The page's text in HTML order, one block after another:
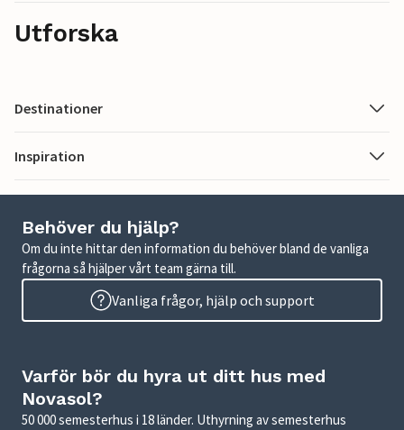
Utforska
Destinationer
Inspiration
Behöver du hjälp?
Om du inte hittar den information du behöver bland de vanliga
frågorna så hjälper vårt team gärna till.
Vanliga frågor, hjälp och support
Varför bör du hyra ut ditt hus med
Novasol?
50 000 semesterhus i 18 länder. Uthyrning av semesterhus